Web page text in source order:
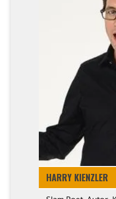
HAR­RY KIENZ­LER